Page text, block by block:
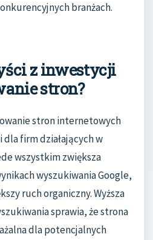
branżach.
z inwestycji
stron?
stron internetowych
firm działających w
wszystkim zwiększa
wyszukiwania Google,
ruch organiczny. Wyższa
sprawia, że strona
dla potencjalnych